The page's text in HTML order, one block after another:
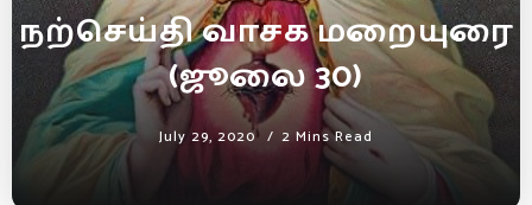
நற்செய்தி வாசக மறையுரை
(ஜூலை 30)
July 29, 2020 2 Mins Read